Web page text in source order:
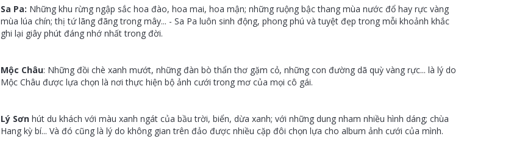
Sa Pa: Những khu rừng ngập sắc hoa đào, hoa mai, hoa mận; những ruộng bậc thang mùa nước đổ hay rực vàng
mùa lúa chín; thị tứ lãng đãng trong mây... - Sa Pa luôn sinh động, phong phú và tuyệt đẹp trong mỗi khoảnh khắc
ghi lại giây phút đáng nhớ nhất trong đời.
Mộc Châu: Những đồi chè xanh mướt, những đàn bò thẩn thơ gặm cỏ, những con đường dã quỳ vàng rực... là lý do
Mộc Châu được lựa chọn là nơi thực hiện bộ ảnh cưới trong mơ của mọi cô gái.
Lý Sơn hút du khách với màu xanh ngát của bầu trời, biển, dừa xanh; với những dung nham nhiều hình dáng; chùa
Hang kỳ bí... Và đó cũng là lý do không gian trên đảo được nhiều cặp đôi chọn lựa cho album ảnh cưới của mình.